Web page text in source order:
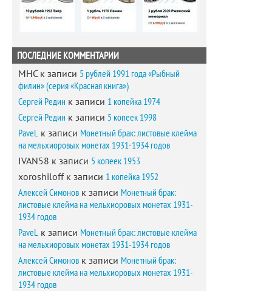
ПОСЛЕДНИЕ КОММЕНТАРИИ
MHCк записи 5 рублей 1991 года «Рыбный
филин» (серия «Красная книга»)
Сергей Редин к записи 1 копейка 1974
Сергей Редин к записи 5 копеек 1998
PaveL к записи Монетный брак: листовые клейма
на мельхиоровых монетах 1931-1934 годов
IVAN58 к записи 5 копеек 1953
xoroshiloffк записи 1 копейка 1952
Алексей Симонов к записи Монетный брак:
листовые клейма на мельхиоровых монетах 1931-
1934 годов
PaveL к записи Монетный брак: листовые клейма
на мельхиоровых монетах 1931-1934 годов
Алексей Симонов к записи Монетный брак:
листовые клейма на мельхиоровых монетах 1931-
1934 годов